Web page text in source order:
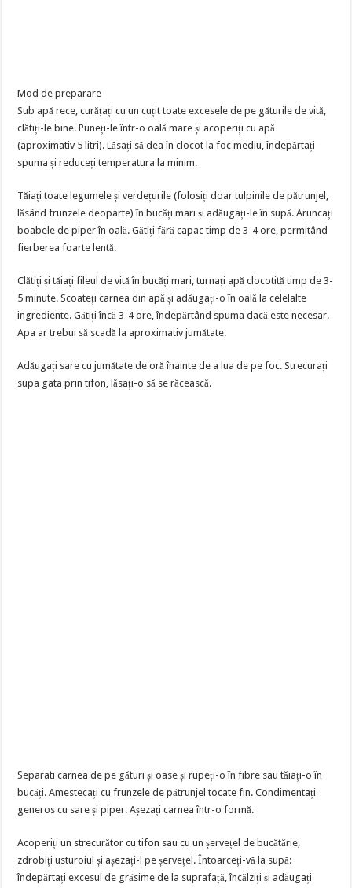
Mod de preparare
Sub apă rece, curățați cu un cuțit toate excesele de pe găturile de vită,
clătiți-le bine. Puneți-le într-o oală mare și acoperiți cu apă
(aproximativ 5 litri). Lăsați să dea în clocot la foc mediu, îndepărtați
spuma și reduceți temperatura la minim.
Tăiați toate legumele și verdețurile (folosiți doar tulpinile de pătrunjel,
lăsând frunzele deoparte) în bucăți mari și adăugați-le în supă. Aruncați
boabele de piper în oală. Gătiți fără capac timp de 3-4 ore, permitând
fierberea foarte lentă.
Clătiți și tăiați fileul de vită în bucăți mari, turnați apă clocotită timp de 3-
5 minute. Scoateți carnea din apă și adăugați-o în oală la celelalte
ingrediente. Gătiți încă 3-4 ore, îndepărtând spuma dacă este necesar.
Apa ar trebui să scadă la aproximativ jumătate.
Adăugați sare cu jumătate de oră înainte de a lua de pe foc. Strecurați
supa gata prin tifon, lăsați-o să se răcească.
Separati carnea de pe gături și oase și rupeți-o în fibre sau tăiați-o în
bucăți. Amestecați cu frunzele de pătrunjel tocate fin. Condimentați
generos cu sare și piper. Așezați carnea într-o formă.
Acoperiți un strecurător cu tifon sau cu un șervețel de bucătărie,
zdrobiți usturoiul și așezați-l pe șervețel. Întoarceți-vă la supă:
îndepărtați excesul de grăsime de la suprafață, încălziți și adăugați